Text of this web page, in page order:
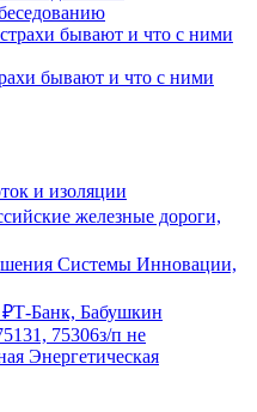
бывают и что с ними
и изоляции
железные дороги,
Системы Инновации,
₽Т-Банк, Бабушкин
75306з/п не
Энергетическая